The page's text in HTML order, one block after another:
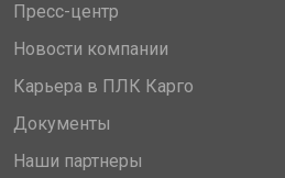
Пресс-центр
Новости компании
Карьера в ПЛК Карго
Документы
Наши партнеры